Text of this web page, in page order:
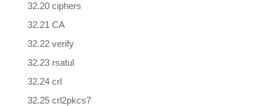
32.20 ciphers
32.21 CA
32.22 verify
32.23 rsatul
32.24 crl
32.25 crl2pkcs7